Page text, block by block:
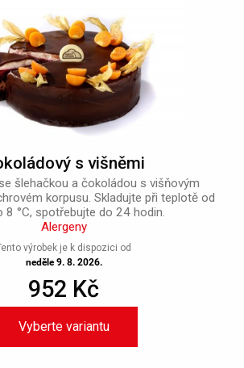
s višněmi
šlehačkou a čokoládou s višňovým
korpusu. Skladujte při teplotě od
8 °C, spotřebujte do 24 hodin.
Alergeny
výrobek je k dispozici od
neděle 9. 8. 2026.
952 Kč
Vyberte variantu